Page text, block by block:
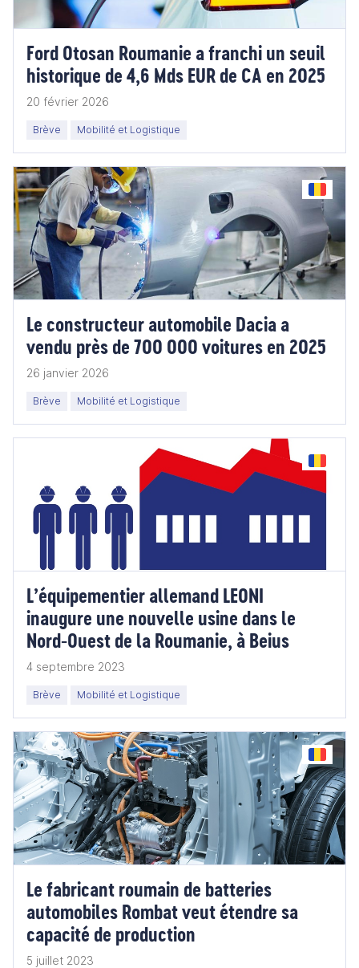
Ford Otosan Roumanie a franchi un seuil
historique de 4,6 Mds EUR de CA en 2025
20 février 2026
Brève Mobilité et Logistique
Le constructeur automobile Dacia a
vendu près de 700 000 voitures en 2025
26 janvier 2026
Brève Mobilité et Logistique
L’équipementier allemand LEONI
inaugure une nouvelle usine dans le
Nord-Ouest de la Roumanie, à Beius
4 septembre 2023
Brève Mobilité et Logistique
Le fabricant roumain de batteries
automobiles Rombat veut étendre sa
capacité de production
5 juillet 2023